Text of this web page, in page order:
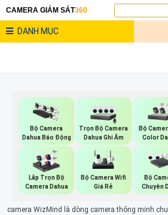
CAMERA GIÁM SÁT360
DANH MỤC
Bộ Camera
Dahua Báo Động
Trọn Bộ Camera
Dahua Ghi Âm
Bộ
Color
Lắp Trọn Bộ
Camera Dahua
Bộ Camera Wifi
Giá Rẻ
Bộ
Chuyên
camera WizMind là dòng camera thông minh